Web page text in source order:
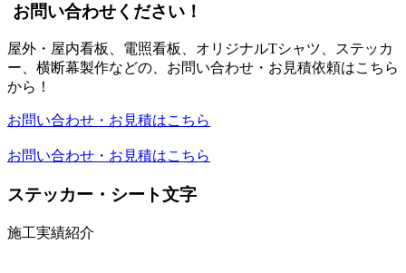
お問い合わせください！
屋外・屋内看板、電照看板、オリジナルTシャツ、ステッカ
ー、横断幕製作などの、お問い合わせ・お見積依頼はこちら
から！
お問い合わせ・お見積はこちら
お問い合わせ・お見積はこちら
ステッカー・シート文字
施工実績紹介